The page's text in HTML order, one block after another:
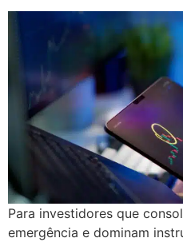
Para investidores que
emergência e dominam